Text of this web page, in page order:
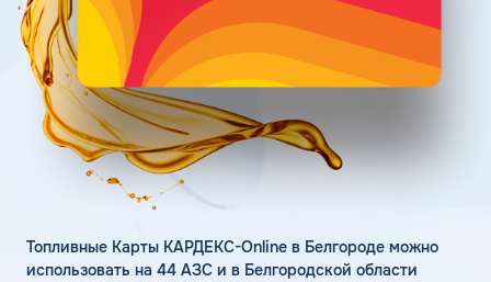
Статьи
Цена бензина и ДТ
Личный кабинет
Карта АЗС
Получить консультацию
Топливные Карты КАРДЕКС-Online в Белгороде можно
использовать на 44 АЗС и в Белгородской области